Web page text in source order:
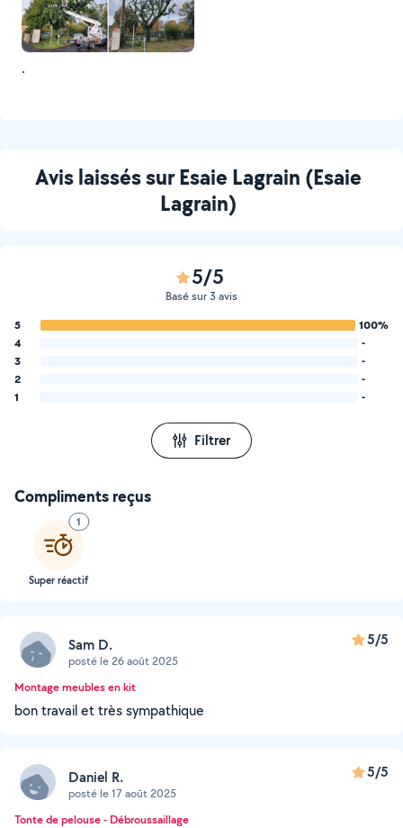
.
Avis laissés sur Esaie Lagrain (Esaie
Lagrain)
5/5
Basé sur 3 avis
5
100%
4
-
3
-
2
-
1
-
Filtrer
Compliments reçus
1
Super réactif
Sam D.
posté le 26 août 2025
5/5
Montage meubles en kit
bon travail et très sympathique
Daniel R.
posté le 17 août 2025
5/5
Tonte de pelouse - Débroussaillage